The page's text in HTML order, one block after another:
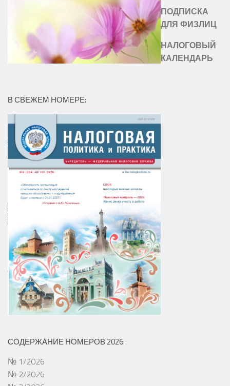
ПОДПИСКА
ДЛЯ ФИЗЛИЦ
НАЛОГОВЫЙ
КАЛЕНДАРЬ
В СВЕЖЕМ НОМЕРЕ:
СОДЕРЖАНИЕ НОМЕРОВ 2026:
№ 1/2026
№ 2/2026